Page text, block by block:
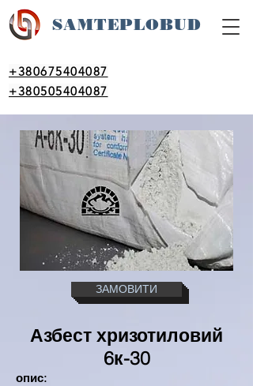
SAMTEPLOBUD
+380675404087
+380505404087
ЗАМОВИТИ
Азбест хризотиловий
6к-30
опис: